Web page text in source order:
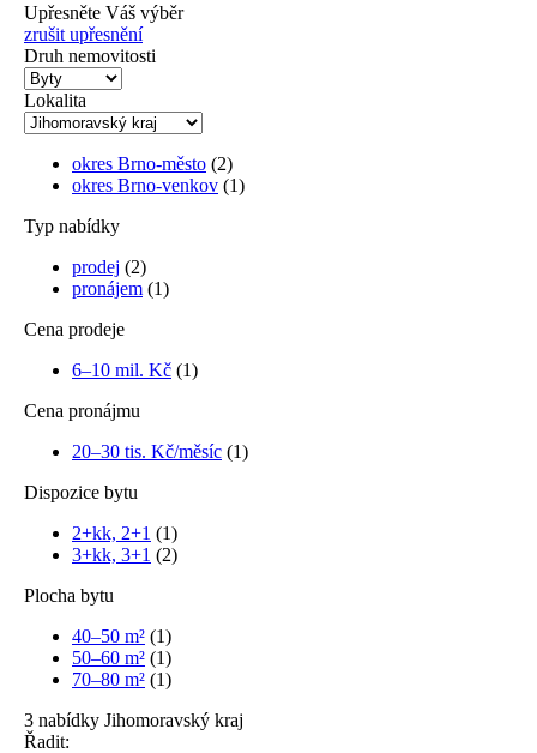
Upřesněte Váš výběr
zrušit upřesnění
Druh nemovitosti
Lokalita
okres Brno-město (2)
okres Brno-venkov (1)
Typ nabídky
prodej (2)
pronájem (1)
Cena prodeje
6–10 mil. Kč (1)
Cena pronájmu
20–30 tis. Kč/měsíc (1)
Dispozice bytu
2+kk, 2+1 (1)
3+kk, 3+1 (2)
Plocha bytu
40–50 m² (1)
50–60 m² (1)
70–80 m² (1)
3 nabídky Jihomoravský kraj
Řadit: